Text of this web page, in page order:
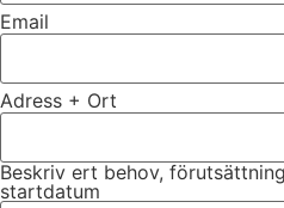
Email
Adress + Ort
Beskriv ert behov,
startdatum